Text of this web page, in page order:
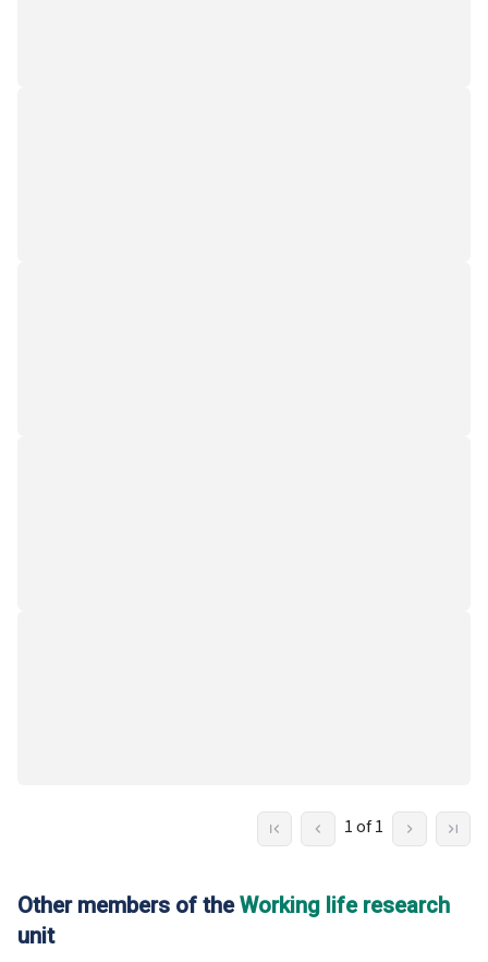
1 of 1
Other members of the Working life research
unit